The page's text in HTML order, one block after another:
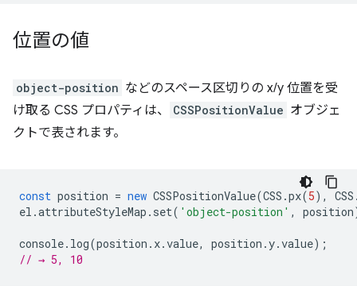
位置の値
object-position などのスペース区切りの x/y 位置を受
け取る CSS プロパティは、
CSSPositionValue オブジェ
クトで表されます。
const position = new CSSPositionValue(CSS .px(5), CSS
el .attributeStyleMap . set( 'object-position' , position
console. log(position . x.value, position .y.value);
// → 5, 10